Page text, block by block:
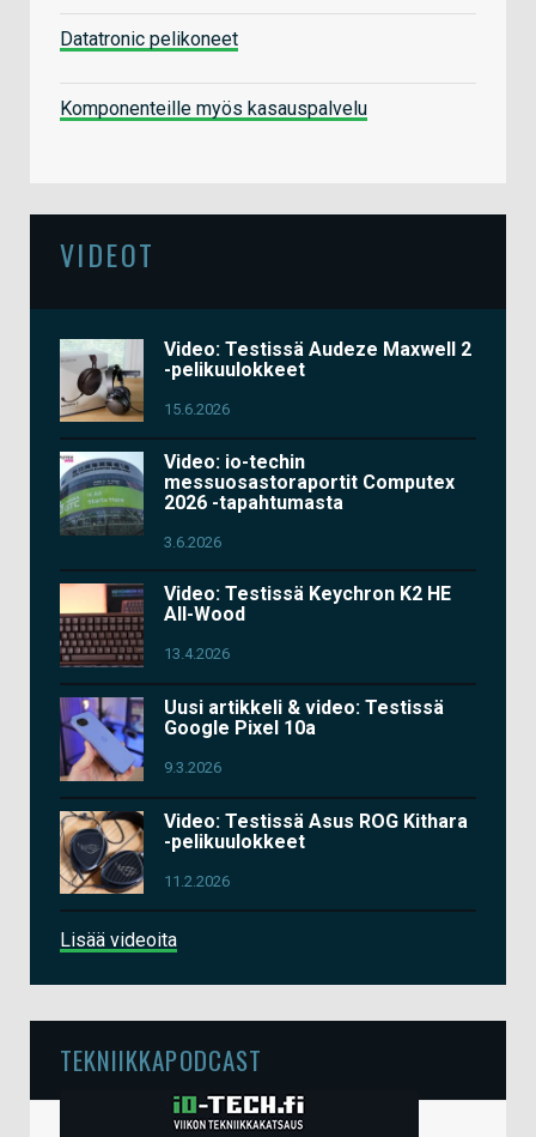
Datatronic pelikoneet
Komponenteille myös kasauspalvelu
VIDEOT
Video: Testissä Audeze Maxwell 2
-pelikuulokkeet
15.6.2026
Video: io-techin
messuosastoraportit Computex
2026 -tapahtumasta
3.6.2026
Video: Testissä Keychron K2 HE
All-Wood
13.4.2026
Uusi artikkeli & video: Testissä
Google Pixel 10a
9.3.2026
Video: Testissä Asus ROG Kithara
-pelikuulokkeet
11.2.2026
Lisää videoita
TEKNIIKKAPODCAST